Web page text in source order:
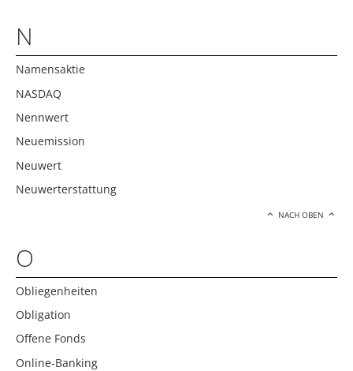
N
Namensaktie
NASDAQ
Nennwert
Neuemission
Neuwert
Neuwerterstattung
NACH OBEN
O
Obliegenheiten
Obligation
Offene Fonds
Online-Banking